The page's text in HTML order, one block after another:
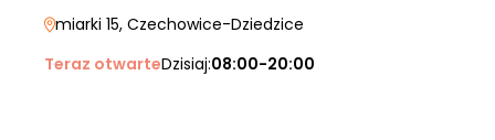
miarki 15, Czechowice-Dziedzice
Teraz otwarteDzisiaj:08:00-20:00